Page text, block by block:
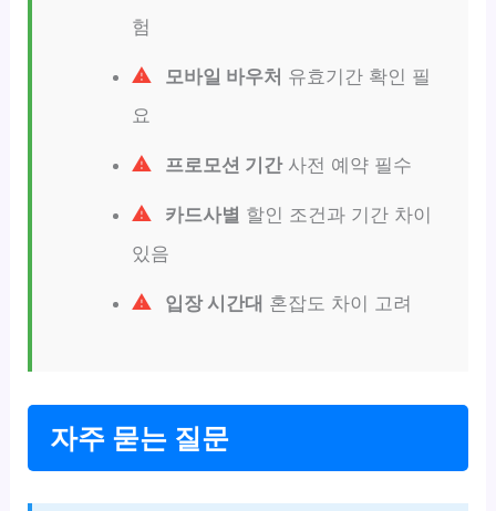
험
모바일 바우처 유효기간 확인 필
요
프로모션 기간사전 예약 필수
카드사별 할인 조건과 기간 차이
있음
입장 시간대 혼잡도 차이 고려
자주 묻는 질문